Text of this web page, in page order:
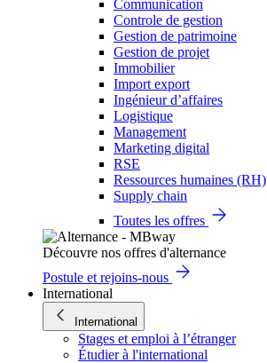
Communication
Controle de gestion
Gestion de patrimoine
Gestion de projet
Immobilier
Import export
Ingénieur d’affaires
Logistique
Management
Marketing digital
RSE
Ressources humaines (RH)
Supply chain
Toutes les offres
Découvre nos offres d'alternance
Postule et rejoins-nous
International
International
Stages et emploi à l’étranger
Étudier à l'international